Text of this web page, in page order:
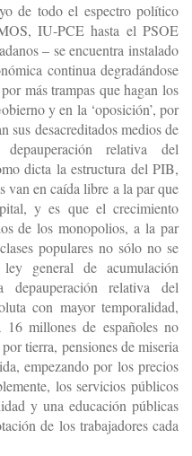
de todo el espectro político
IU-PCE hasta el PSOE
– se encuentra instalado
continua degradándose
más trampas que hagan los
y en la ‘oposición’, por
sus desacreditados medios de
relativa del
dicta la estructura del PIB,
van en caída libre a la par que
y es que el crecimiento
de los monopolios, a la par
populares no sólo no se
general de acumulación
relativa del
con mayor temporalidad,
millones de españoles no
tierra, pensiones de miseria
empezando por los precios
los servicios públicos
y una educación públicas
de los trabajadores cada